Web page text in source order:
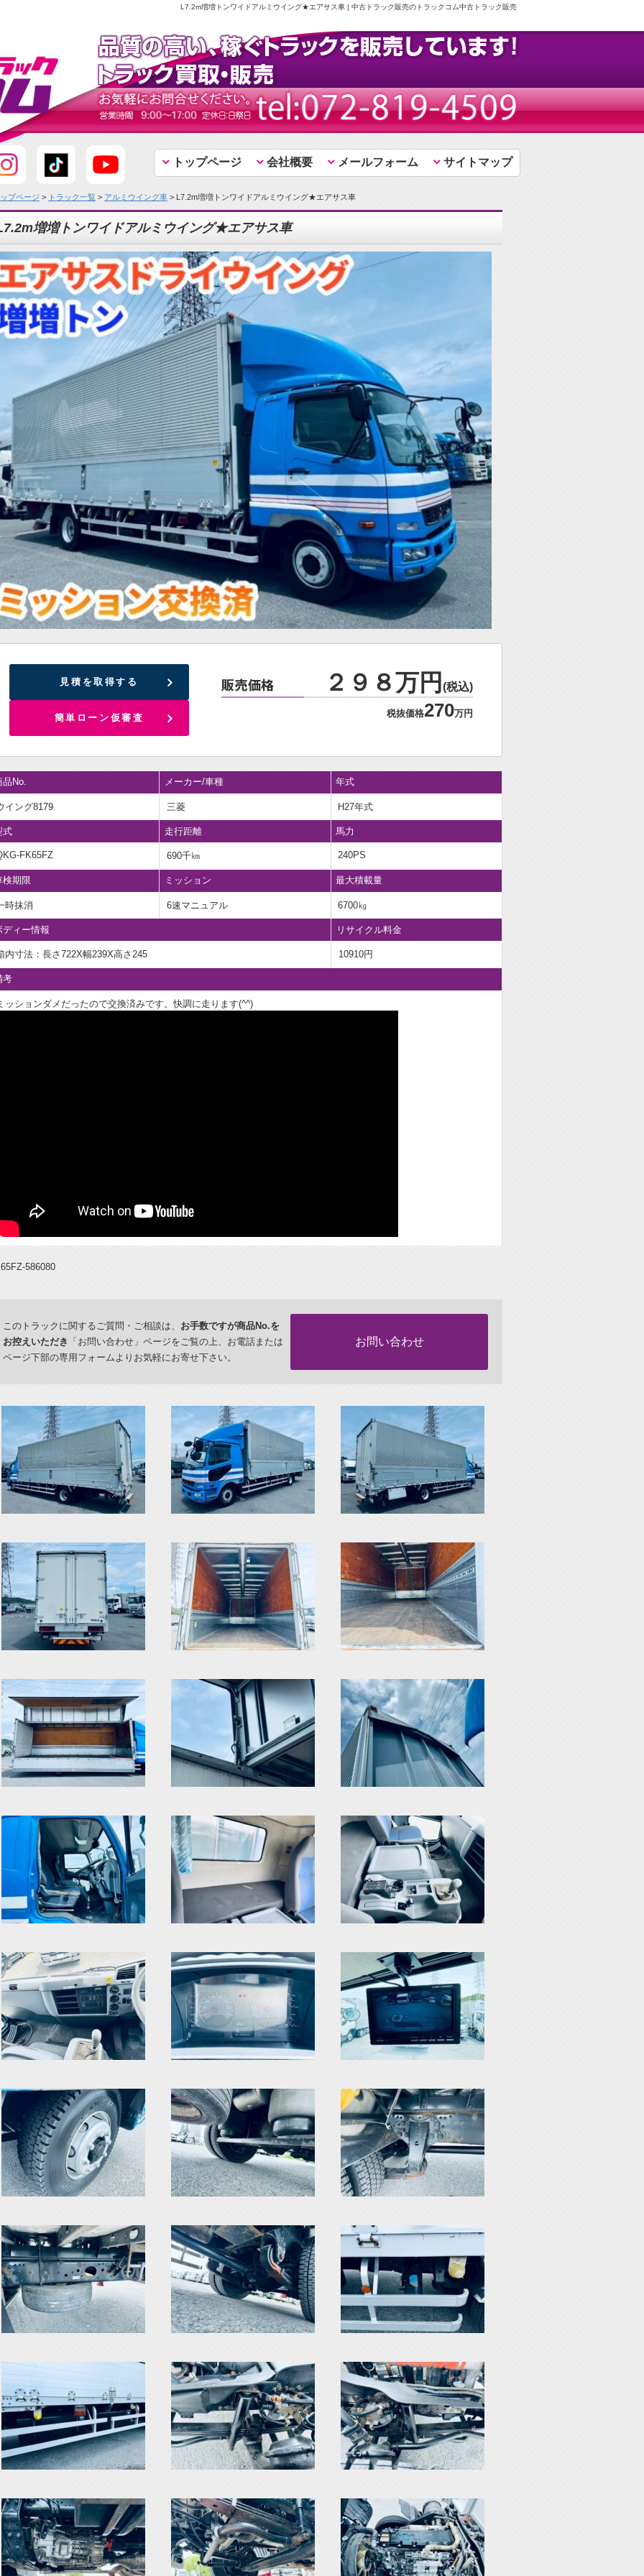
L7.2m増増トンワイドアルミウイング★エアサス車 | 中古トラック販売のトラックコム中古トラック販売
トップページ 会社概要 メールフォーム サイトマップ
プページ > トラック一覧 > アルミウイング車 > L7.2m増増トンワイドアルミウイング★エアサス車
L7.2m増増トンワイドアルミウイング★エアサス車
見積を取得する
簡単ローン仮審査
２９８万円 (税込)
税抜価格270万円
品No.
イング8179
メーカー/車種
三菱
年式
H27年式
式
FK65FZ
走行距離
690千㎞
馬力
240PS
検期限
時抹消
ミッション
6速マニュアル
最大積載量
6700㎏
ディー情報
内寸法：長さ722X幅239X高さ245
リサイクル料金
10910円
考
ッションダメだったので交換済みです。快調に走ります(^^)
586080
このトラックに関するご質問・ご相談は、 お手数ですが商品No.を
お控えいただき 「お問い合わせ」ページをご覧の上、お電話または
ページ下部の専用フォームよりお気軽にお寄せ下さい。
お問い合わせ